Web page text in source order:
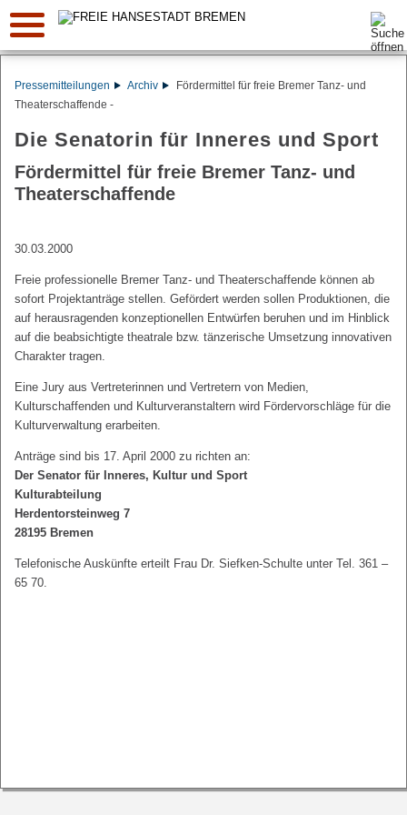
Suche:
Pressemitteilungen Archiv
Fördermittel für freie Bremer Tanz- und
Theaterschaffende -
Die Senatorin für Inneres und Sport
Fördermittel für freie Bremer Tanz- und
Theaterschaffende
30.03.2000
Freie professionelle Bremer Tanz- und Theaterschaffende können ab
sofort Projektanträge stellen. Gefördert werden sollen Produktionen, die
auf herausragenden konzeptionellen Entwürfen beruhen und im Hinblick
auf die beabsichtigte theatrale bzw. tänzerische Umsetzung innovativen
Charakter tragen.
Eine Jury aus Vertreterinnen und Vertretern von Medien,
Kulturschaffenden und Kulturveranstaltern wird Fördervorschläge für die
Kulturverwaltung erarbeiten.
Anträge sind bis 17. April 2000 zu richten an:
Der Senator für Inneres, Kultur und Sport
Kulturabteilung
Herdentorsteinweg 7
28195 Bremen
Telefonische Auskünfte erteilt Frau Dr. Siefken-Schulte unter Tel. 361 –
65 70.